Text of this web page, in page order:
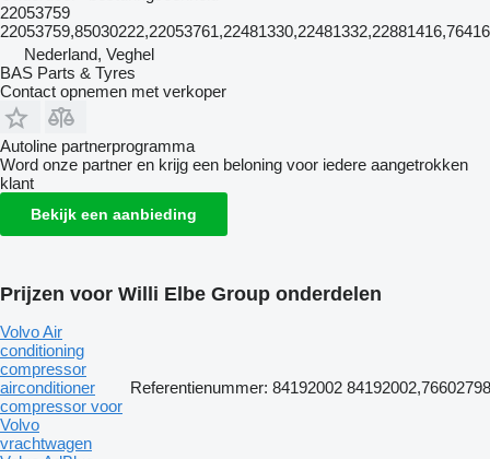
22053759
Nederland, Veghel
BAS Parts & Tyres
Contact opnemen met verkoper
Autoline partnerprogramma
Word onze partner en krijg een beloning voor iedere aangetrokken
klant
Bekijk een aanbieding
Prijzen voor Willi Elbe Group onderdelen
Volvo Air
conditioning
compressor
airconditioner
compressor voor
Volvo
vrachtwagen
Referentienummer: 84192002